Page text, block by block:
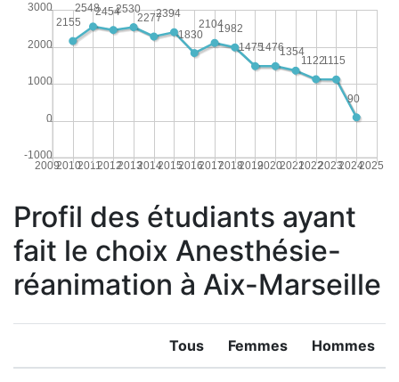
20092010201120122013201420152016201720182019202020212022202320242025
-1000
0
1000
2000
3000
90
1115
1122
1354
1476
1475
1982
2104
1830
2394
2277
2530
2454
2548
2155
Profil des étudiants ayant
fait le choix Anesthésie-
réanimation à Aix-Marseille
Tous Femmes Hommes